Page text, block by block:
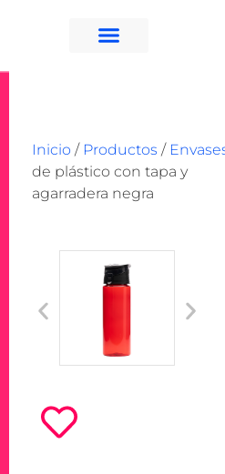
Inicio / Productos /
de plástico con tapa y
agarradera negra